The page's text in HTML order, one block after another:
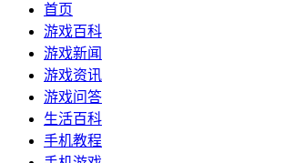
首页
游戏百科
游戏新闻
游戏资讯
游戏问答
生活百科
手机教程